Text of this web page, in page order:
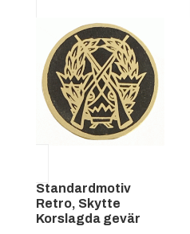
Standardmotiv
Retro, Skytte
Korslagda gevär